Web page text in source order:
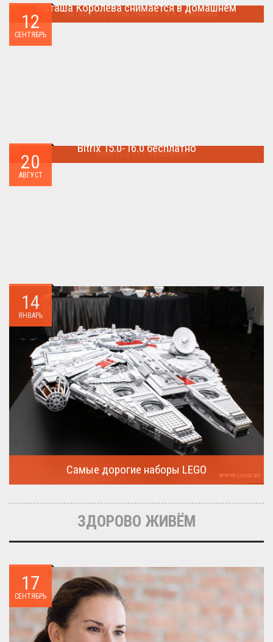
12
СЕНТЯБРЬ
Наташа Королева снимается в домашнем
20
АВГУСТ
Bitrix 15.0-16.0 бесплатно
14
ЯНВАРЬ
Самые дорогие наборы LEGO
дорогие...
ЗДОРОВО ЖИВЁМ
17
СЕНТЯБРЬ